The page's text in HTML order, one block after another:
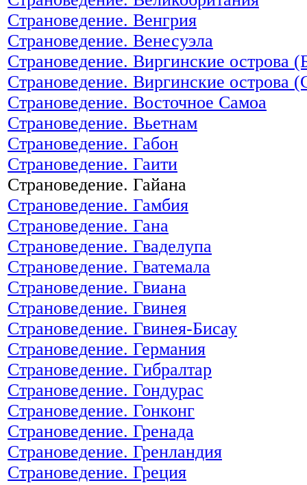
Страноведение. Венгрия
Страноведение. Венесуэла
Страноведение. Виргинские острова
Страноведение. Виргинские
Страноведение. Восточное Самоа
Страноведение. Вьетнам
Страноведение. Габон
Страноведение. Гаити
Страноведение. Гайана
Страноведение. Гамбия
Страноведение. Гана
Страноведение. Гваделупа
Страноведение. Гватемала
Страноведение. Гвиана
Страноведение. Гвинея
Страноведение. Гвинея-Бисау
Страноведение. Германия
Страноведение. Гибралтар
Страноведение. Гондурас
Страноведение. Гонконг
Страноведение. Гренада
Страноведение. Гренландия
Страноведение. Греция